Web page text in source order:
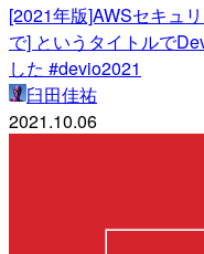
[2021年版]AWSセキュ
で] というタイトルで
した #devio2021
臼田佳祐
2021.10.06